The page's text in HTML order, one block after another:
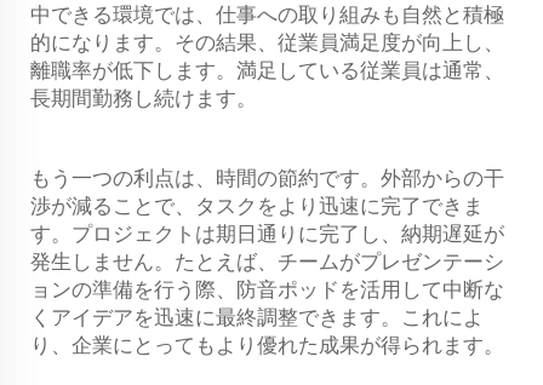
中できる環境では、仕事への取り組みも自然と積極
的になります。その結果、従業員満足度が向上し、
離職率が低下します。満足している従業員は通常、
長期間勤務し続けます。
もう一つの利点は、時間の節約です。外部からの干
渉が減ることで、タスクをより迅速に完了できま
す。プロジェクトは期日通りに完了し、納期遅延が
発生しません。たとえば、チームがプレゼンテーシ
ョンの準備を行う際、防音ポッドを活用して中断な
くアイデアを迅速に最終調整できます。これによ
り、企業にとってもより優れた成果が得られます。